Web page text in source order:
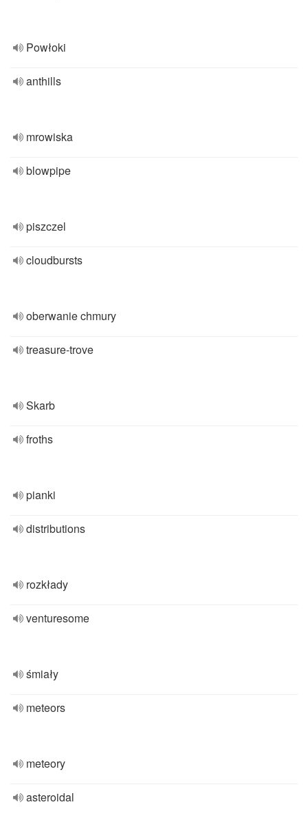
Powłoki
anthills
mrowiska
blowpipe
piszczel
cloudbursts
oberwanie chmury
treasure-trove
Skarb
froths
pianki
distributions
rozkłady
venturesome
śmiały
meteors
meteory
asteroidal